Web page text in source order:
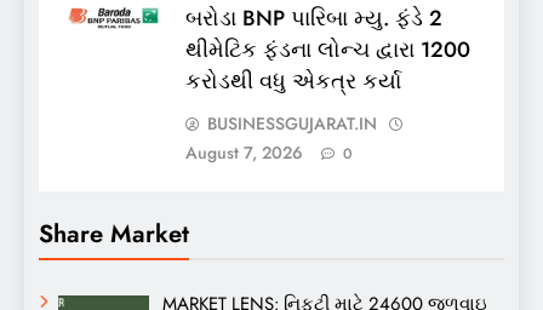
બરોડા BNP પારિબા મ્યુ. ફંડે 2
થીમેટિક ફંડના લોન્ચ દ્વારા 1200
કરોડથી વધુ એકત્ર કર્યા
BUSINESSGUJARAT.IN
August 7, 2026
0
Share Market
MARKET LENS: નિફ્ટી માટે 24600 જળવાઇ